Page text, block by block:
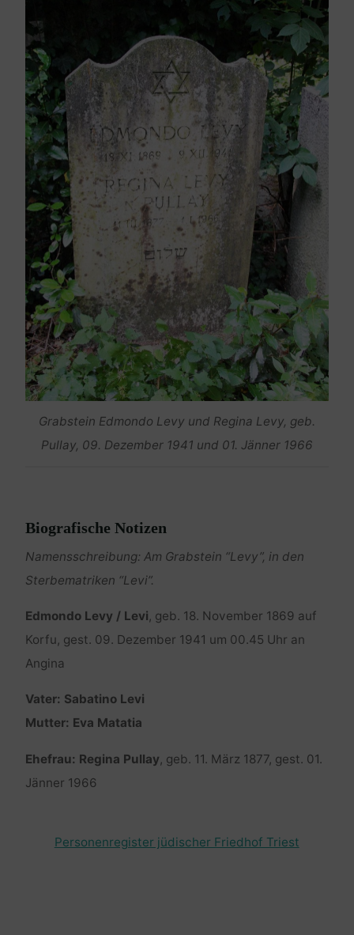
Grabstein Edmondo Levy und Regina Levy, geb.
Pullay, 09. Dezember 1941 und 01. Jänner 1966
Biografische Notizen
Namensschreibung: Am Grabstein “Levy”, in den
Sterbematriken “Levi”.
Edmondo Levy / Levi, geb. 18. November 1869 auf
Korfu, gest. 09. Dezember 1941 um 00.45 Uhr an
Angina
Vater: Sabatino Levi
Mutter: Eva Matatia
Ehefrau: Regina Pullay, geb. 11. März 1877, gest. 01.
Jänner 1966
Personenregister jüdischer Friedhof Triest